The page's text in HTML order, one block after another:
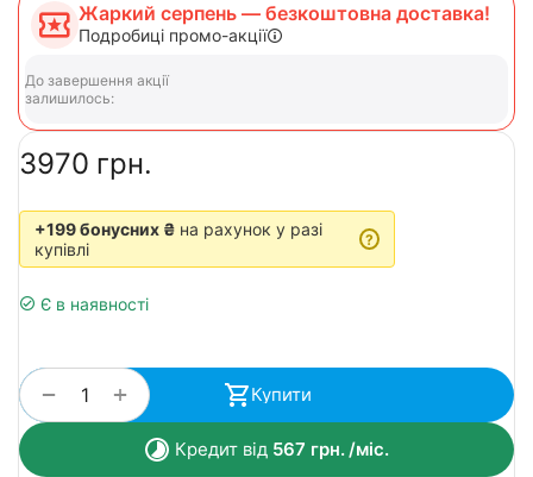
Жаркий серпень — безкоштовна доставка!
Подробиці промо-акції
До завершення акції
залишилось:
‍3970‍ грн.
+199 бонусних ₴ на рахунок у разі
купівлі
?
Є в наявності
+
− Купити
Кредит від 567 грн./міс.